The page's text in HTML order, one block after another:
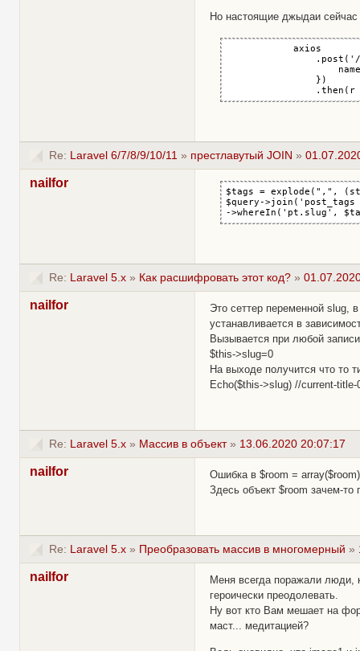
Но настоящие джыдаи
            axios
                })
.then(r
Re: Laravel 6/7/8/9/10/11 » престлавутый JOIN »
nailfor
$tags = explode(",",
$query-
->whereIn('pt.slug',
Re: Laravel 5.x » Как расшифровать этот код? »
nailfor
Это сеттер переменной slug,
устанавливается в
Вызывается при любой
$this->slug=0
На выходе получится что то
Echo($this->slug) //current-title-
Re: Laravel 5.x » Массив в объект » 13.06.2020 20:07:17
nailfor
Ошибка в $room =
Здесь объект $room зачем-то
Re: Laravel 5.x » Преобразовать массив в многомерный »
nailfor
Меня всегда поражали люди,
героически преодолевать.
Ну вот кто Вам мешает на
маст... медитацией?